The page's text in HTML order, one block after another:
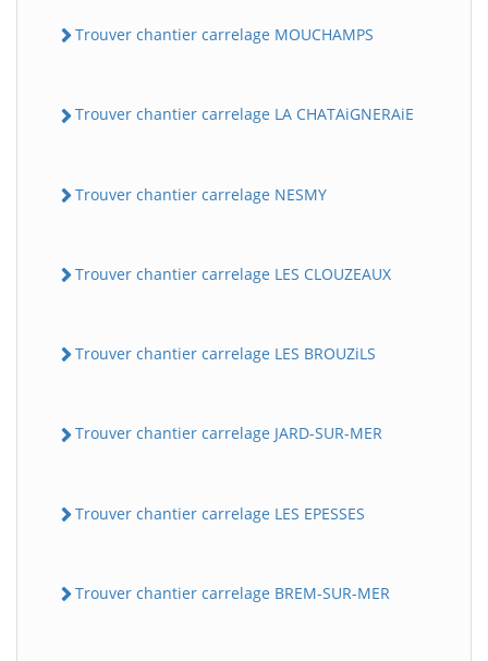
Trouver chantier carrelage MOUCHAMPS
Trouver chantier carrelage LA CHATAiGNERAiE
Trouver chantier carrelage NESMY
Trouver chantier carrelage LES CLOUZEAUX
Trouver chantier carrelage LES BROUZiLS
Trouver chantier carrelage JARD-SUR-MER
Trouver chantier carrelage LES EPESSES
Trouver chantier carrelage BREM-SUR-MER